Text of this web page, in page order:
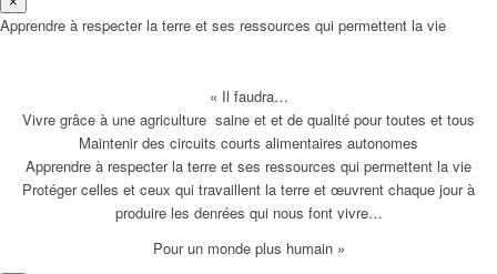
Apprendre à respecter la terre et ses ressources qui permettent la vie
« Il faudra…
Vivre grâce à une agriculture saine et et de qualité pour toutes et tous
Maintenir des circuits courts alimentaires autonomes
Apprendre à respecter la terre et ses ressources qui permettent la vie
Protéger celles et ceux qui travaillent la terre et œuvrent chaque jour à
produire les denrées qui nous font vivre…
Pour un monde plus humain »